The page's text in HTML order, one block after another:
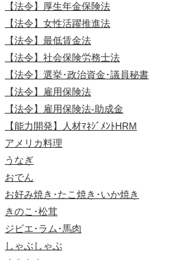
【法令】厚生年金保険法
【法令】女性活躍推進法
【法令】最低賃金法
【法令】社会保険労務士法
【法令】選挙･政治資金･議員秘書
【法令】雇用保険法
【法令】雇用保険法-助成金
【能力開発】人材ﾏﾈｼﾞﾒﾝﾄHRM
アメリカ料理
うなぎ
おでん
お好み焼き･たこ焼き･いか焼き
きのこ･松茸
ジビエ･ラム･馬肉
しゃぶしゃぶ